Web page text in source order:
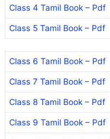
Class 4 Tamil Book – Pdf
Class 5 Tamil Book – Pdf
Class 6 Tamil Book – Pdf
Class 7 Tamil Book – Pdf
Class 8 Tamil Book – Pdf
Class 9 Tamil Book – Pdf